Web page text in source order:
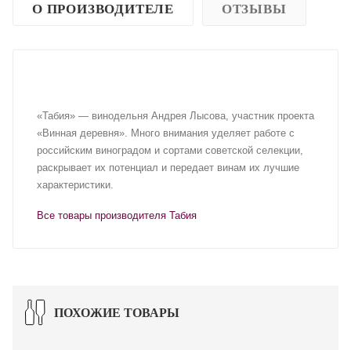
О ПРОИЗВОДИТЕЛЕ ОТЗЫВЫ
«Табия» — винодельня Андрея Лысова, участник проекта
«Винная деревня». Много внимания уделяет работе с
российским виноградом и сортами советской селекции,
раскрывает их потенциал и передает винам их лучшие
характеристики.
Все товары производителя Табия
ПОХОЖИЕ ТОВАРЫ